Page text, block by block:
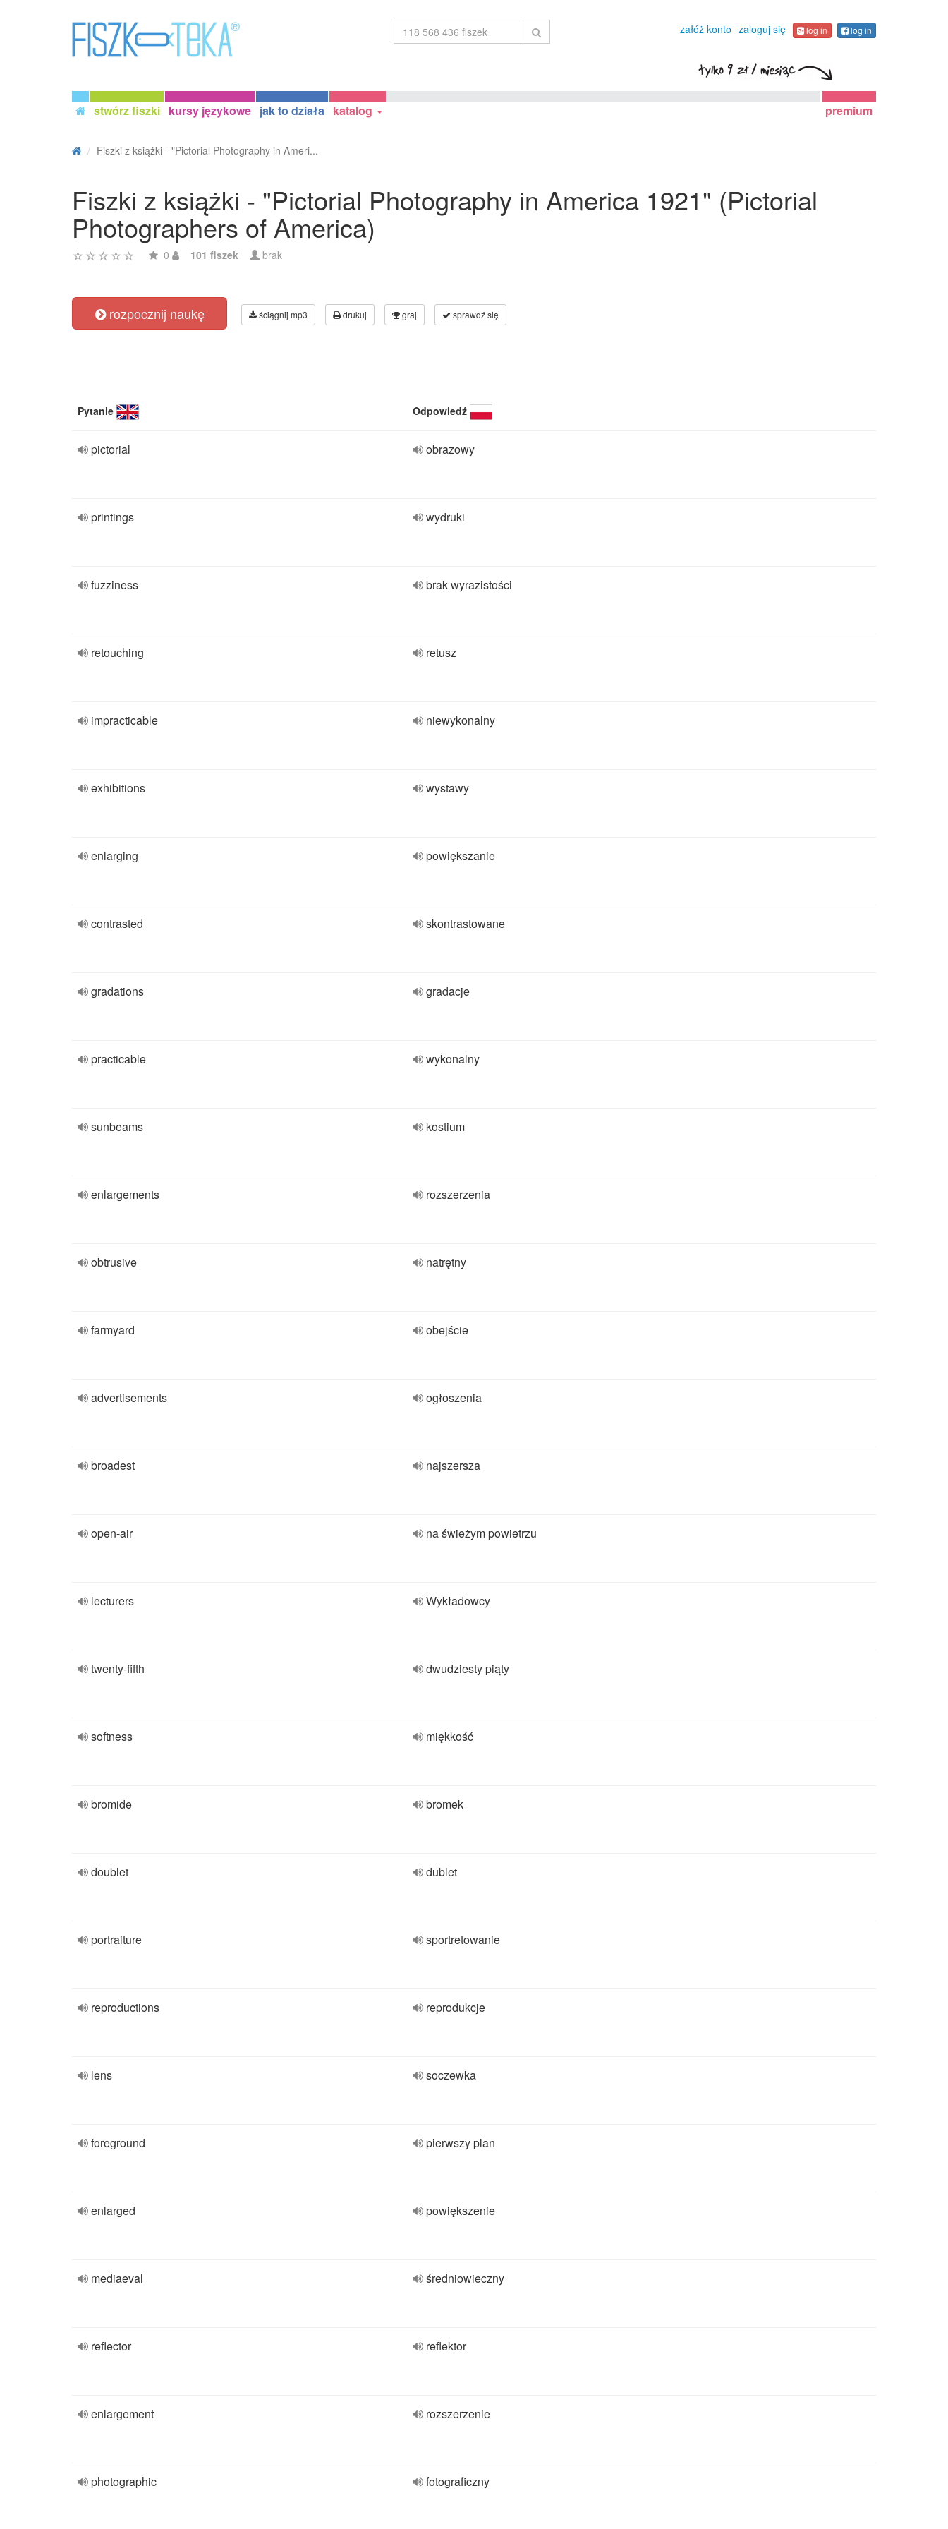
załóż konto zaloguj się log in log in
stwórz fiszki kursy językowe jak to działa katalog premium
Fiszki z książki - "Pictorial Photography in Ameri...
Fiszki z książki - "Pictorial Photography in America 1921" (Pictorial
Photographers of America)
0 101 fiszek brak
rozpocznij naukę ściągnij mp3 drukuj graj sprawdź się
Pytanie Odpowiedź
pictorial obrazowy
printings wydruki
fuzziness brak wyrazistości
retouching retusz
impracticable niewykonalny
exhibitions wystawy
enlarging powiększanie
contrasted skontrastowane
gradations gradacje
practicable wykonalny
sunbeams kostium
enlargements rozszerzenia
obtrusive natrętny
farmyard obejście
advertisements ogłoszenia
broadest najszersza
open-air na świeżym powietrzu
lecturers Wykładowcy
twenty-fifth dwudziesty piąty
softness miękkość
bromide bromek
doublet dublet
portraiture sportretowanie
reproductions reprodukcje
lens soczewka
foreground pierwszy plan
enlarged powiększenie
mediaeval średniowieczny
reflector reflektor
enlargement rozszerzenie
photographic fotograficzny